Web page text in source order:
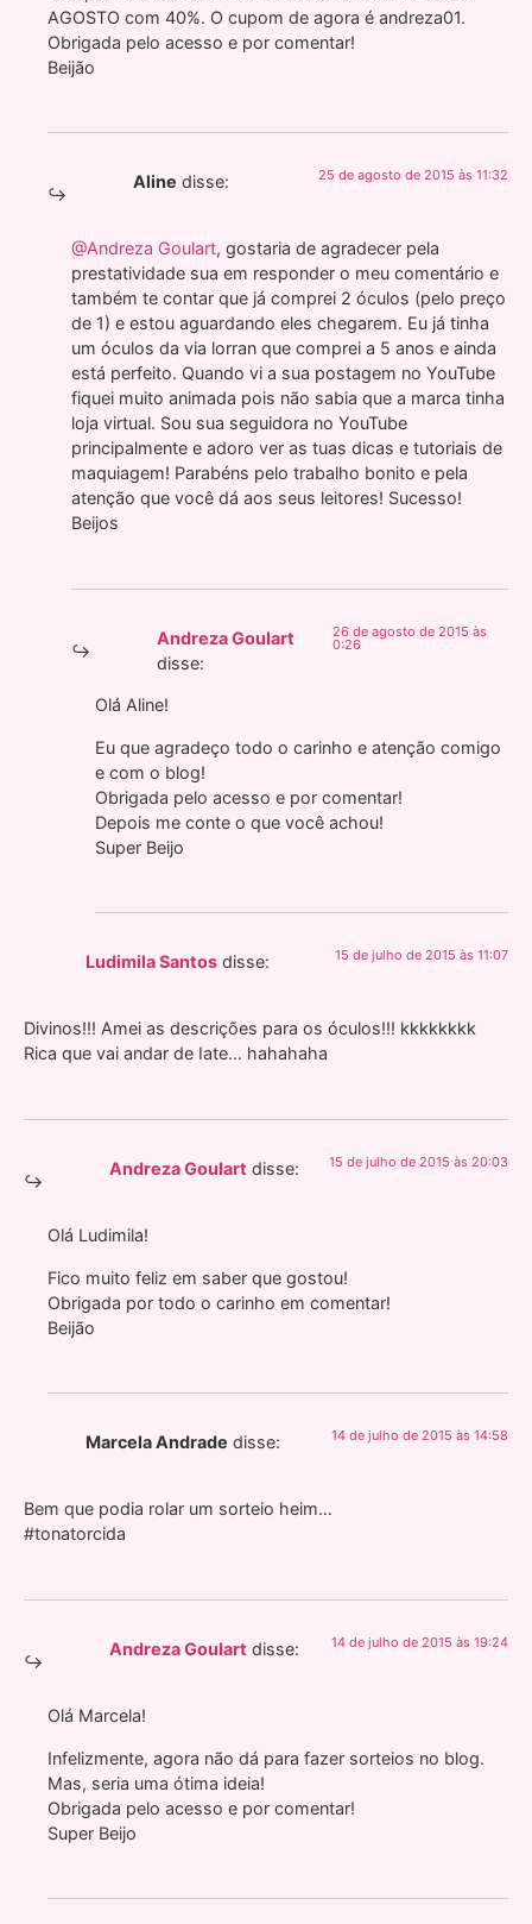
AGOSTO com 40%. O cupom de agora é andreza01.
Obrigada pelo acesso e por comentar!
Beijão
Aline disse: 25 de agosto de 2015 às 11:32
@Andreza Goulart, gostaria de agradecer pela
prestatividade sua em responder o meu comentário e
também te contar que já comprei 2 óculos (pelo preço
de 1) e estou aguardando eles chegarem. Eu já tinha
um óculos da via lorran que comprei a 5 anos e ainda
está perfeito. Quando vi a sua postagem no YouTube
fiquei muito animada pois não sabia que a marca tinha
loja virtual. Sou sua seguidora no YouTube
principalmente e adoro ver as tuas dicas e tutoriais de
maquiagem! Parabéns pelo trabalho bonito e pela
atenção que você dá aos seus leitores! Sucesso!
Beijos
Andreza Goulart
disse:
26 de agosto de 2015 às
0:26
Olá Aline!
Eu que agradeço todo o carinho e atenção comigo
e com o blog!
Obrigada pelo acesso e por comentar!
Depois me conte o que você achou!
Super Beijo
Ludimila Santos disse: 15 de julho de 2015 às 11:07
Divinos!!! Amei as descrições para os óculos!!! kkkkkkkk
Rica que vai andar de Iate… hahahaha
Andreza Goulart disse: 15 de julho de 2015 às 20:03
Olá Ludimila!
Fico muito feliz em saber que gostou!
Obrigada por todo o carinho em comentar!
Beijão
Marcela Andrade disse: 14 de julho de 2015 às 14:58
Bem que podia rolar um sorteio heim…
#tonatorcida
Andreza Goulart disse: 14 de julho de 2015 às 19:24
Olá Marcela!
Infelizmente, agora não dá para fazer sorteios no blog.
Mas, seria uma ótima ideia!
Obrigada pelo acesso e por comentar!
Super Beijo